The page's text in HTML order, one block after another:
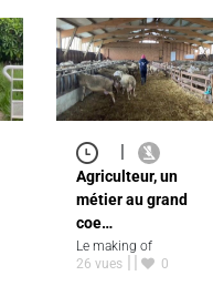
|
Agriculteur, un
métier au grand
coe…
Le making of
26 vues
0